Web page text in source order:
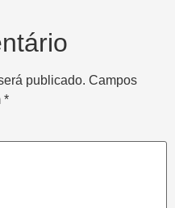
publicado. Campos
*